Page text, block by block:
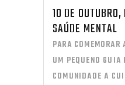
10 DE
SAÚDE MENTAL
PARA
UM PEQUENO
COMUNIDADE A